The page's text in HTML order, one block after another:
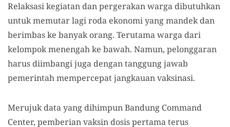
Relaksasi kegiatan dan pergerakan warga dibutuhkan
untuk memutar lagi roda ekonomi yang mandek dan
berimbas ke banyak orang. Terutama warga dari
kelompok menengah ke bawah. Namun, pelonggaran
harus diimbangi juga dengan tanggung jawab
pemerintah mempercepat jangkauan vaksinasi.
Merujuk data yang dihimpun Bandung Command
Center, pemberian vaksin dosis pertama terus